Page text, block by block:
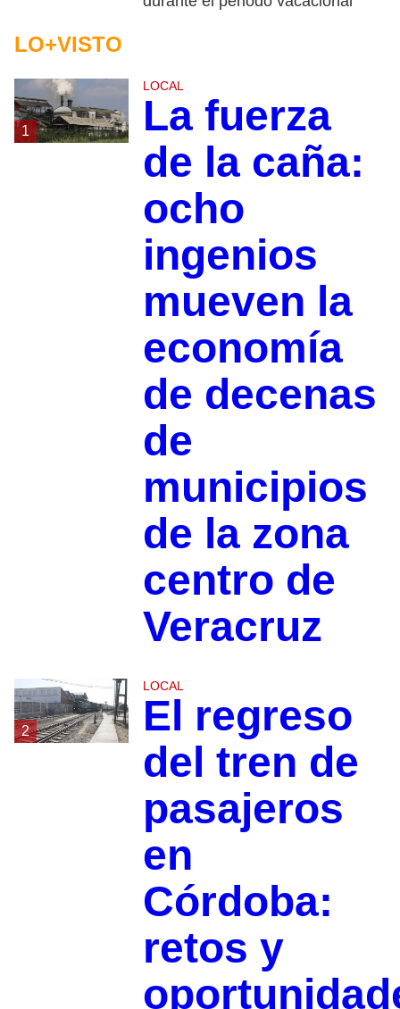
LO+VISTO
1
LOCAL
La fuerza
de la caña:
ocho
ingenios
mueven la
economía
de decenas
de
municipios
de la zona
centro de
Veracruz
2
LOCAL
El regreso
del tren de
pasajeros
en
Córdoba:
retos y